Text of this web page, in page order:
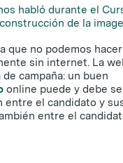
habló durante el
de la
que no podemos
sin internet. La
campaña: un buen
online puede y debe
entre el candidato y
entre el